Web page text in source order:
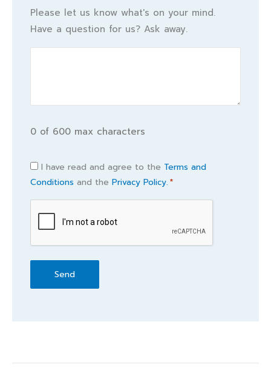
Please let us know what's on your mind.
Have a question for us? Ask away.
0 of 600 max characters
Consent
*
I have read and agree to the Terms and
Conditions and the Privacy Policy. *